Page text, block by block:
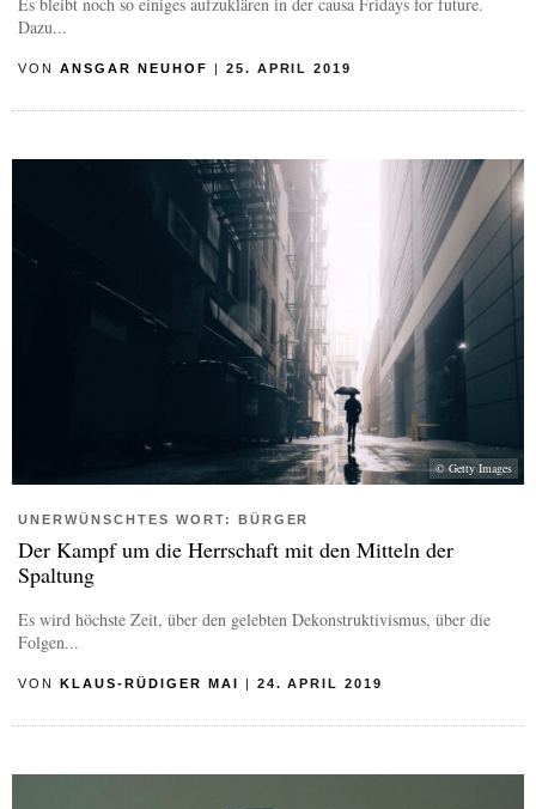
Dazu...
VON ANSGAR NEUHOF | 25. APRIL 2019
© Getty Images
UNERWÜNSCHTES WORT: BÜRGER
Der Kampf um die Herrschaft mit den Mitteln der
Spaltung
Es wird höchste Zeit, über den gelebten Dekonstruktivismus, über die
Folgen...
VON KLAUS-RÜDIGER MAI 24. APRIL 2019